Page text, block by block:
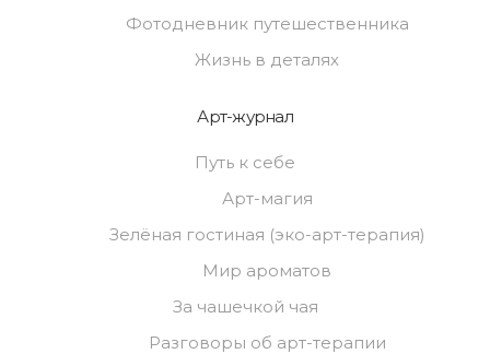
Фотодневник путешественника
Жизнь в деталях
Арт-журнал
Путь к себе
Арт-магия
Зелёная гостиная (эко-арт-терапия)
Мир ароматов
За чашечкой чая
Разговоры об арт-терапии